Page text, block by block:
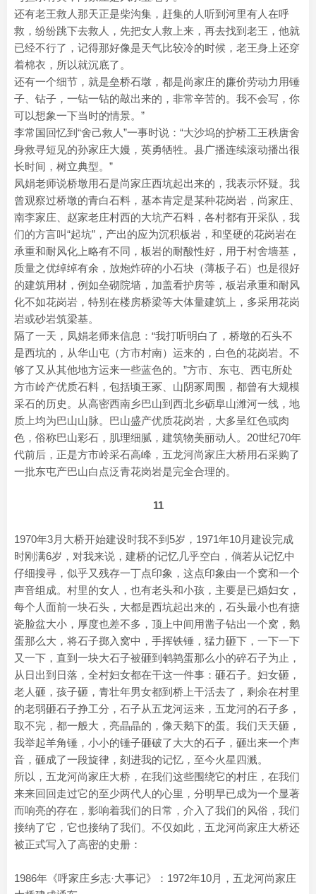
还有老王救人那天正是柴沟集，赶集的人听到河里有人在呼
救，纷纷跳下去救人，先把女人救上来，再去找到老王，他就
已经不行了，记得那好像是天气比较冷的时候，老王身上还穿
着棉衣，所以就沉底了。
还有一个细节，就是垒桥石墩，都是尚家庄的廉价劳动力用锤
子、钻子，一钻一钻的敲出来的，非常辛苦的。我不会写，你
可以想象一下当时的情景。”
李常国回忆到“舍己救人”一事时说：“大沙坞的护桥工王秩唐舍
身救寻短见的孙家庄大嫚，英勇牺牲。县广播连续滚动播出很
长时间，树立典型。”
凤娟老师说桥墩用石是尚家庄西坑起出来的，我表示怀疑。我
曾观察过桥墩的青白石料，基本肯定是某种花岗岩，尚家庄、
南李家庄、赵家老庄村西的大坑产石料，各村都有开采队，我
们的方言叫“起坑”，产出的应为沉积板岩，和坚硬的花岗岩在
承重和耐风化上略有不同，板岩的耐酸性好，用于村舍墙基，
质量之优绰绰有余，放炮炸碎的小石块（薄板子石）也是很好
的建筑用材，例如垒砌院墙，加盖看护房等，板岩承重和耐风
化不如花岗岩，特别在楼房桥梁等大体量建筑上，多采用花岗
岩或砂岩筑梁基。
隔了一天，凤娟老师来信息：“我打听明白了，桥墩的石头不
是西坑的，从华山屯（方市村南）运来的，白色的花岗岩。不
够了又从其他地方运来一些蓝色的。”方市、东屯、西屯所处
方市岭产优质石料，包括顷王冢、山阴冢周围，都曾有大规模
采石的历史。从高密西南乡巴山到西北乡砺阜山潍河一线，地
质上均为巴山山脉。巴山盛产优质花岗岩，大多呈红色或肉
色，俗称巴山彩石，肌理细腻，建筑物美丽动人。20世纪70年
代前后，正是方市岭采石高峰，五龙河尚家庄大桥用石采购了
一批东屯产巴山白点泛青花岗岩是完全合理的。
11
1970年3月大桥开始建设时我不到5岁，1971年10月建设完成
时刚满6岁，对我来说，建桥的记忆几乎空白，倘若从记忆中
仔细搜寻，似乎又残存一丁点印象，这点印象由一个窝和一个
声音组成。村里的女人，也有老头和小孩，主要是已婚妇女，
每个人面前一块石头，大都是西坑起出来的，石头最小也有搪
瓷脸盆大小，厚度也差不多，顶上中间用凿子钻出一个窝，鹅
蛋那么大，将石子掷入窝中，手挥铁锤，猛力砸下，一下一下
又一下，直到一块大石子被砸到鹌鹑蛋那么小的碎石子为止，
从日出到日落，全村妇女都在干这一件事：砸石子。妇女砸，
老人砸，孩子砸，青壮年男女都到桥上干活去了，剩余在村里
的老弱砸石子挣工分，石子从五龙河运来，五龙河的石子多，
取不完，都一般大，亮晶晶的，像天鹅下的蛋。我们天天砸，
我举起羊角锤，小小的锤子砸破了大大的石子，砸出来一个声
音，砸成了一段旋律，刻进我的记忆，至今火星四溅。
所以，五龙河尚家庄大桥，在我们这些围绕它的村庄，在我们
来来回回走过它的至少两代人的心里，分明早已成为一个显著
而响亮的存在，影响着我们的日常，介入了我们的风俗，我们
接纳了它，它也接纳了我们。不仅如此，五龙河尚家庄大桥还
被正式写入了高密的史册：
1986年《呼家庄乡志·大事记》：1972年10月，五龙河尚家庄